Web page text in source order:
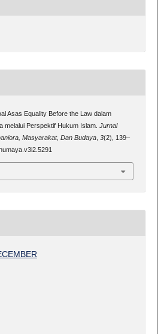
Asas Equality Before the Law dalam
melalui Perspektif Hukum Islam. Jurnal
Masyarakat, Dan Budaya, 3(2), 139–